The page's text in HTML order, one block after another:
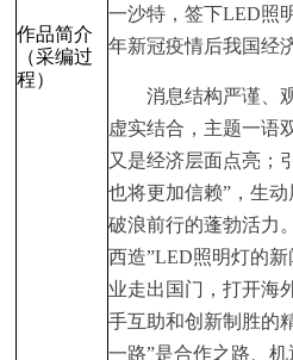
作品简介
（采编过
程）
一沙特，签下LED照
年新冠疫情后我国经
消息结构严谨、观
虚实结合，主题一语
又是经济层面点亮；
也将更加信赖”，生
破浪前行的蓬勃活力
西造”LED照明灯的
业走出国门，打开海
手互助和创新制胜的
一路”是合作之路、